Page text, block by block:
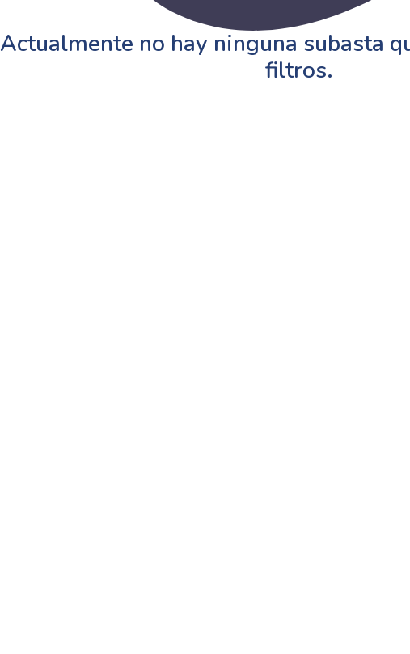
Actualmente no hay ninguna subasta
filtros.